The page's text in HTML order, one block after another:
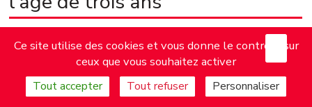
présentée par Mesdames et Messieurs
Marie‑George BUFFET, Elsa FAUCILLON, Bruno Nestor
AZEROT, Huguette BELLO, Alain BRUNEEL, André
Ce site utilise des cookies et vous donne le contrôle sur
ceux que vous souhaitez activer
Tout accepter Tout refuser Personnaliser